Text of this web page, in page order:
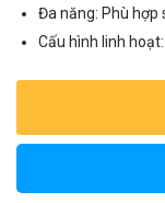
Đa năng: Phù hợp
Cấu hình linh